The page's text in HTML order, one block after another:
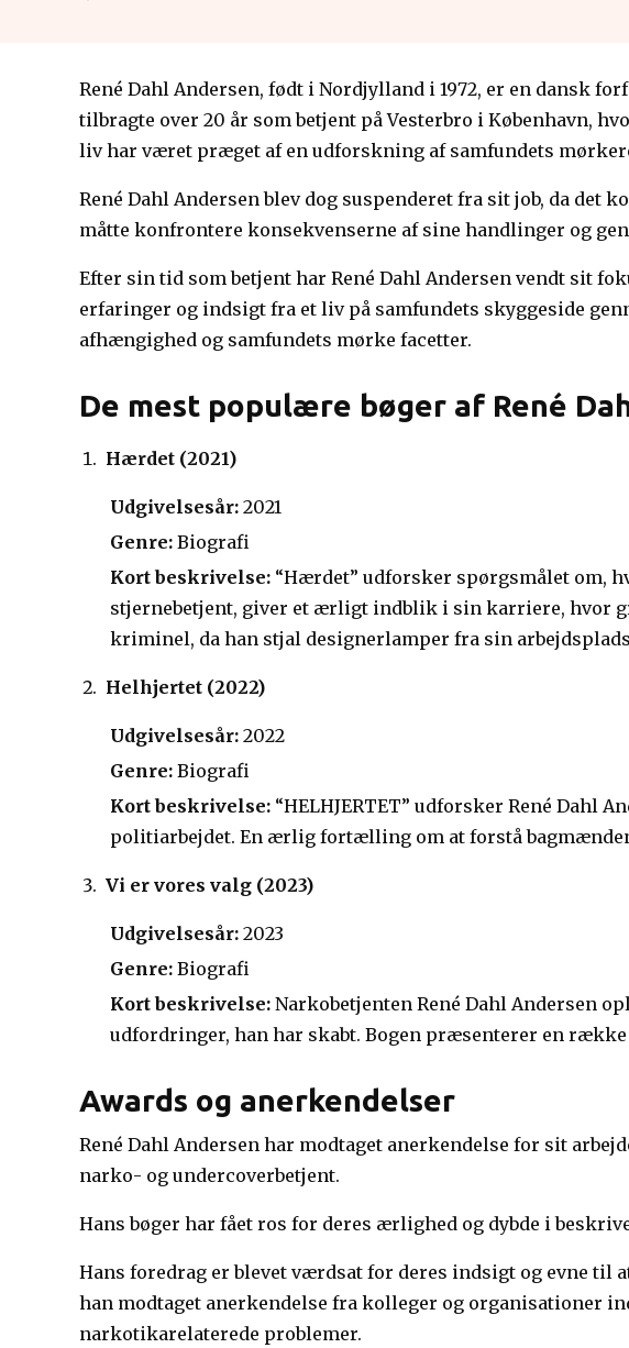
René Dahl Andersen, født i Nordjylland i 1972, er en dansk
tilbragte over 20 år som betjent på Vesterbro i København,
liv har været præget af en udforskning af samfundets
René Dahl Andersen blev dog suspenderet fra sit job, da det
måtte konfrontere konsekvenserne af sine handlinger og
Efter sin tid som betjent har René Dahl Andersen vendt sit
erfaringer og indsigt fra et liv på samfundets skyggeside
afhængighed og samfundets mørke facetter.
De mest populære bøger af René
Hærdet (2021)
Udgivelsesår: 2021
Genre: Biografi
Kort beskrivelse: “Hærdet” udforsker spørgsmålet om,
stjernebetjent, giver et ærligt indblik i sin karriere, hvor
kriminel, da han stjal designerlamper fra sin
Helhjertet (2022)
Udgivelsesår: 2022
Genre: Biografi
Kort beskrivelse: “HELHJERTET” udforsker René Dahl
politiarbejdet. En ærlig fortælling om at forstå
Vi er vores valg (2023)
Udgivelsesår: 2023
Genre: Biografi
Kort beskrivelse: Narkobetjenten René Dahl Andersen
udfordringer, han har skabt. Bogen præsenterer en
Awards og anerkendelser
René Dahl Andersen har modtaget anerkendelse for sit
narko- og undercoverbetjent.
Hans bøger har fået ros for deres ærlighed og dybde i
Hans foredrag er blevet værdsat for deres indsigt og evne
han modtaget anerkendelse fra kolleger og organisationer
narkotikarelaterede problemer.